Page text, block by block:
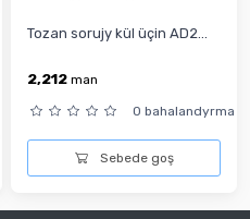
Tozan sorujy kül üçin AD2...
2,212 man
0 bahalandyrma
Sebede goş